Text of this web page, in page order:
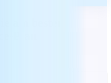
am besten
Plan